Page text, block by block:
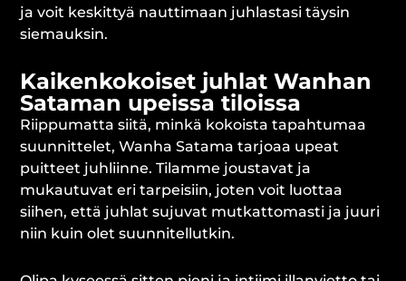
ja voit keskittyä nauttimaan juhlastasi täysin
siemauksin.
Kaikenkokoiset juhlat Wanhan
Sataman upeissa tiloissa
Riippumatta siitä, minkä kokoista tapahtumaa
suunnittelet, Wanha Satama tarjoaa upeat
puitteet juhliinne. Tilamme joustavat ja
mukautuvat eri tarpeisiin, joten voit luottaa
siihen, että juhlat sujuvat mutkattomasti ja juuri
niin kuin olet suunnitellutkin.